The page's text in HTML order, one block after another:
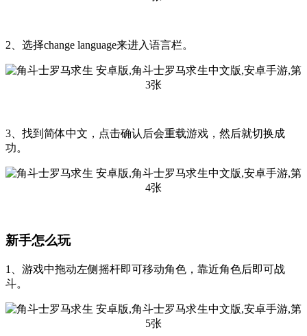
2、选择change language来进入语言栏。
3、找到简体中文，点击确认后会重载游戏，然后就切换成
功。
新手怎么玩
1、游戏中拖动左侧摇杆即可移动角色，靠近角色后即可战
斗。